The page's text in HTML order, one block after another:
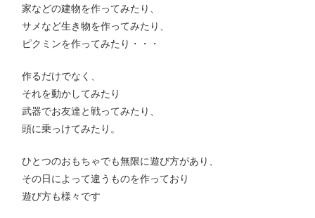
家などの建物を作ってみたり、
サメなど生き物を作ってみたり、
ピクミンを作ってみたり・・・
作るだけでなく、
それを動かしてみたり
武器でお友達と戦ってみたり、
頭に乗っけてみたり。
ひとつのおもちゃでも無限に遊び方があり、
その日によって違うものを作っており
遊び方も様々です